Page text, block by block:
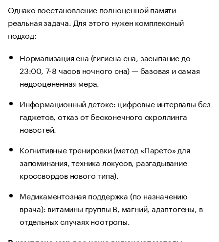
Однако восстановление полноценной памяти —
реальная задача. Для этого нужен комплексный
подход:
Нормализация сна (гигиена сна, засыпание до
23:00, 7-8 часов ночного сна) — базовая и самая
недооцененная мера.
Информационный детокс: цифровые интервалы без
гаджетов, отказ от бесконечного скроллинга
новостей.
Когнитивные тренировки (метод «Парето» для
запоминания, техника локусов, разгадывание
кроссвордов нового типа).
Медикаментозная поддержка (по назначению
врача): витамины группы B, магний, адаптогены, в
отдельных случаях ноотропы.